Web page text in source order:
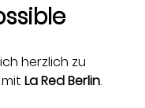
herzlich zu
LaRed Berlin.